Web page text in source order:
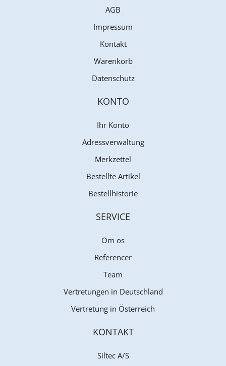
AGB
Impressum
Kontakt
Warenkorb
Datenschutz
KONTO
Ihr Konto
Adressverwaltung
Merkzettel
Bestellte Artikel
Bestellhistorie
SERVICE
Om os
Referencer
Team
Vertretungen in Deutschland
Vertretung in Österreich
KONTAKT
Siltec A/S